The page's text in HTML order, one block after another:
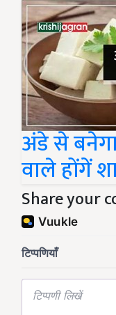
अंडे से
वाले होंगें
Share your